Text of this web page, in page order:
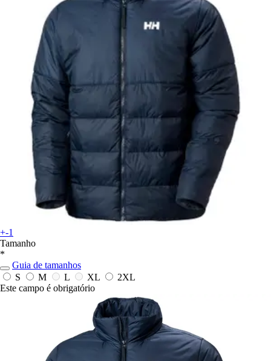
+-1
Tamanho
*
Guia de tamanhos
S
M L XL
2XL
Este campo é obrigatório